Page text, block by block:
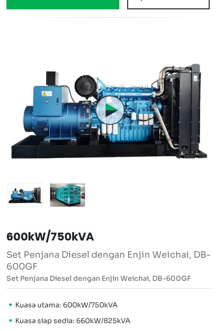
600kW/750kVA
Set Penjana Diesel dengan Enjin Weichai, DB-
600GF
Set Penjana Diesel dengan Enjin Weichai, DB-600GF
Kuasa utama: 600kW/750kVA
Kuasa siap sedia: 660kW/825kVA